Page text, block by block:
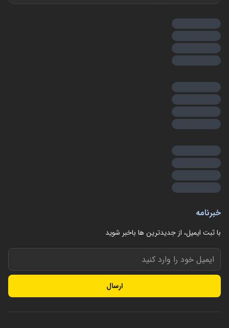
خبرنامه
با ثبت ایمیل، از جدید‌ترین ها با‌خبر شوید
ارسال